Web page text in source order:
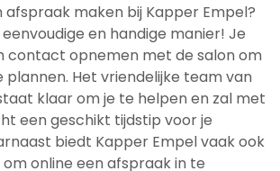
afspraak maken bij Kapper Empel?
en handige manier! Je
contact opnemen met de salon om
Het vriendelijke team van
klaar om je te helpen en zal met
een geschikt tijdstip voor je
biedt Kapper Empel vaak ook
online een afspraak in te